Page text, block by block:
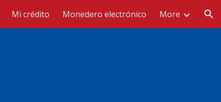
Mi crédito Monedero electrónico More